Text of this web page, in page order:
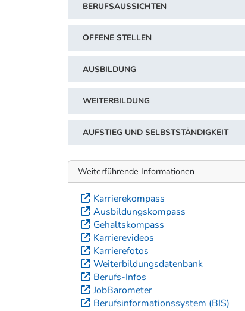
BERUFSAUSSICHTEN
OFFENE STELLEN
AUSBILDUNG
WEITERBILDUNG
AUFSTIEG UND SELBSTSTÄNDIGKEIT
Weiterführende Informationen
Karrierekompass
Ausbildungskompass
Gehaltskompass
Karrierevideos
Karrierefotos
Weiterbildungsdatenbank
Berufs-Infos
JobBarometer
Berufsinformationssystem (BIS)